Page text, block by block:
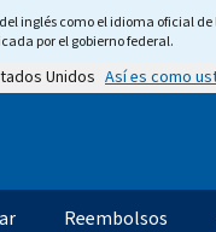
inglés como el idioma oficial
por el gobierno federal.
Unidos Así es como
Reembolsos